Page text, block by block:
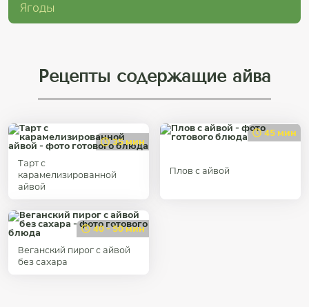
Ягоды
Рецепты содержащие айва
35 мин
Тарт с
карамелизированной
айвой
45 мин
Плов с айвой
40 - 50 мин
Веганский пирог с айвой
без сахара